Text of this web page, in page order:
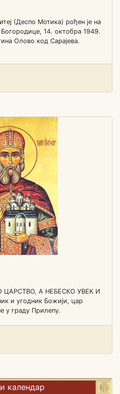
(Деспо Мотика) рођен je на
14. октобра 1949.
Олово код Сарајева.
А НЕБЕСКО УВЕК И
и угодник Божији, цар
у граду Прилепу.
календар